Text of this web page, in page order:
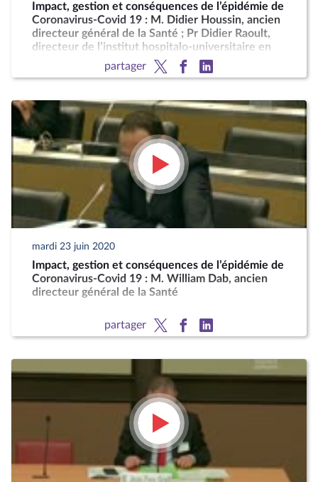
Impact, gestion et conséquences de l’épidémie de
Coronavirus-Covid 19 : M. Didier Houssin, ancien
directeur général de la Santé ; Pr Didier Raoult,
directeur de l’institut hospitalo-universitaire en
maladies infectieuses de Marseille
partager
mardi 23 juin 2020
Impact, gestion et conséquences de l’épidémie de
Coronavirus-Covid 19 : M. William Dab, ancien
directeur général de la Santé
partager